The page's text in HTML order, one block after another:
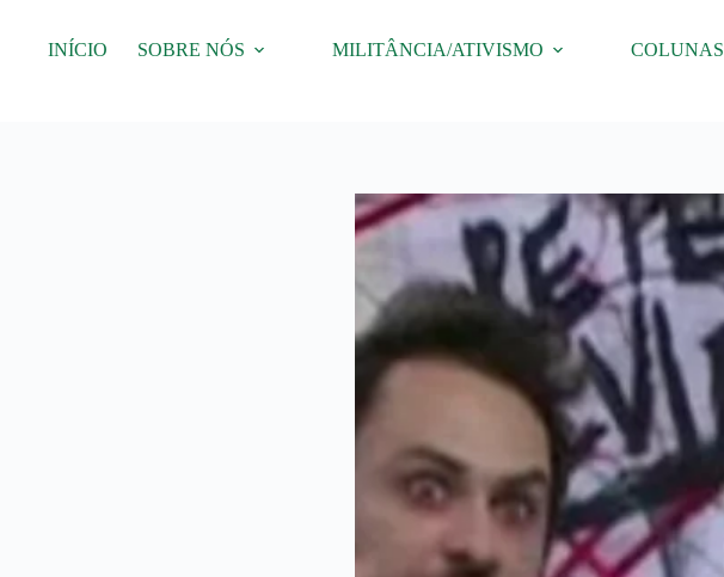
INÍCIO SOBRE NÓS MILITÂNCIA/ATIVISMO COLUNAS